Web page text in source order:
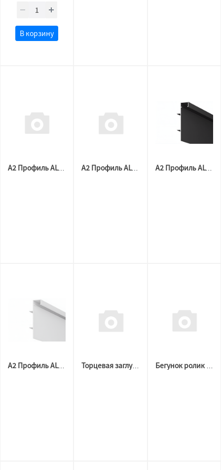
В корзину
А2 Профиль ALTEZA Бампер АЛ P-50 МАТОВЫЙ ЧЕРНЫЙ ( 2м) А2 Профиль ALTEZA Бампер АЛ P-50 МАТОВЫЙ ЧЕРНЫЙ (3,2м) А2 Профиль ALTEZA BUMPER 80 LED, ЧЕРНЫЙ МУАР (2м)
А2 Профиль ALTEZA BUMPER 80 LED, БЕЛЫЙ МУАР (2м) Торцевая заглушка АЛ X 70 БЕЛЫЕ МАТ ( комплект 2\2) Бегунок ролик для гардины, крючок-улитка, Белый, 50шт/уп